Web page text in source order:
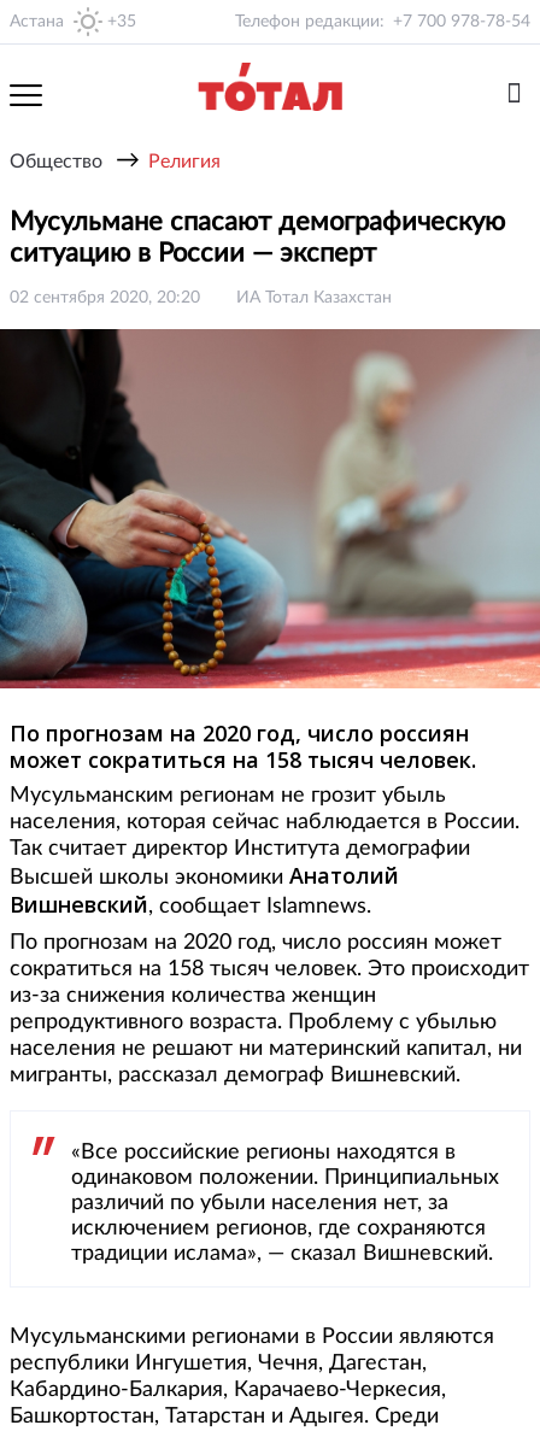
Астана +35 Телефон редакции: +7 700 978-78-54
Общество → Религия
Мусульмане спасают демографическую
ситуацию в России — эксперт
02 сентября 2020, 20:20 ИА Тотал Казахстан
По прогнозам на 2020 год, число россиян
может сократиться на 158 тысяч человек.
Мусульманским регионам не грозит убыль
населения, которая сейчас наблюдается в России.
Так считает директор Института демографии
Высшей школы экономики Анатолий
Вишневский, сообщает Islamnews.
По прогнозам на 2020 год, число россиян может
сократиться на 158 тысяч человек. Это происходит
из-за снижения количества женщин
репродуктивного возраста. Проблему с убылью
населения не решают ни материнский капитал, ни
мигранты, рассказал демограф Вишневский.
«Все российские регионы находятся в
одинаковом положении. Принципиальных
различий по убыли населения нет, за
исключением регионов, где сохраняются
традиции ислама», — сказал Вишневский.
Мусульманскими регионами в России являются
республики Ингушетия, Чечня, Дагестан,
Кабардино-Балкария, Карачаево-Черкесия,
Башкортостан, Татарстан и Адыгея. Среди